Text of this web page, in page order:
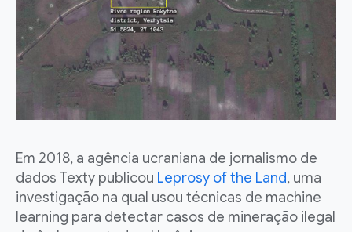
Em 2018, a agência ucraniana de jornalismo de
dados Texty publicou Leprosy of the Land, uma
investigação na qual usou técnicas de machine
learning para detectar casos de mineração ilegal